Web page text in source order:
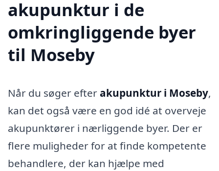
akupunktur i de
omkringliggende byer
til Moseby
Når du søger efter akupunktur i Moseby,
kan det også være en god idé at overveje
akupunktører i nærliggende byer. Der er
flere muligheder for at finde kompetente
behandlere, der kan hjælpe med